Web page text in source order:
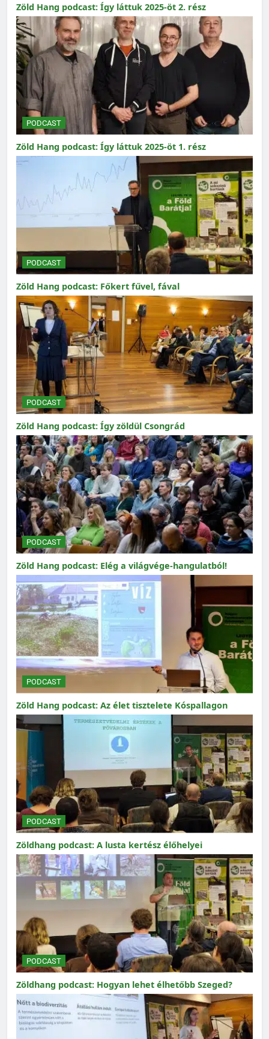
Zöld Hang podcast: Így láttuk 2025-öt 2. rész
PODCAST
Zöld Hang podcast: Így láttuk 2025-öt 1. rész
PODCAST
Zöld Hang podcast: Főkert fűvel, fával
PODCAST
Zöld Hang podcast: Így zöldül Csongrád
PODCAST
Zöld Hang podcast: Elég a világvége-hangulatból!
PODCAST
Zöld Hang podcast: Az élet tisztelete Kóspallagon
PODCAST
Zöldhang podcast: A lusta kertész élőhelyei
PODCAST
Zöldhang podcast: Hogyan lehet élhetőbb Szeged?